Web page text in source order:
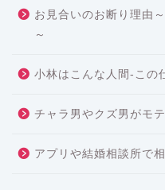
お見合いのお断り理由
～
小林はこんな人間-この
チャラ男やクズ男がモ
アプリや結婚相談所で